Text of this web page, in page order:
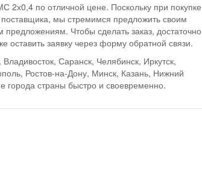
по отличной цене. Поскольку при покупке
мы стремимся предложить своим
Чтобы сделать заказ, достаточно
заявку через форму обратной связи.
Саранск, Челябинск, Иркутск,
Ростов-на-Дону, Минск, Казань, Нижний
города страны быстро и своевременно.